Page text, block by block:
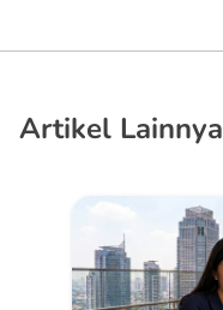
Artikel Lainnya